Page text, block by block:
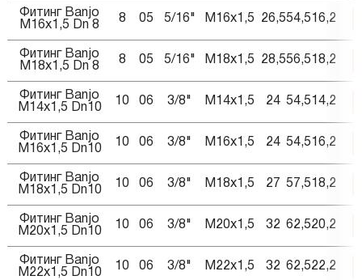
Фитинг Banjo
M16x1,5 Dn 8
8 05 5/16" M16x1,5 26,554,5 16,2
Фитинг Banjo
M18x1,5 Dn 8
8 05 5/16" M18x1,5 28,556,5 18,2
Фитинг Banjo
M14x1,5 Dn10
10 06 3/8" M14x1,5 24 54,5 14,2
Фитинг Banjo
M16x1,5 Dn10
10 06 3/8" M16x1,5 24 54,5 16,2
Фитинг Banjo
M18x1,5 Dn10
10 06 3/8" M18x1,5 27 57,5 18,2
Фитинг Banjo
M20x1,5 Dn10
10 06 3/8" M20x1,5 32 62,520,2
Фитинг Banjo
M22x1,5 Dn10
10 06 3/8" M22x1,5 32 62,522,2